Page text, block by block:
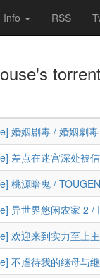
Info RSS
's
桃源暗鬼 /